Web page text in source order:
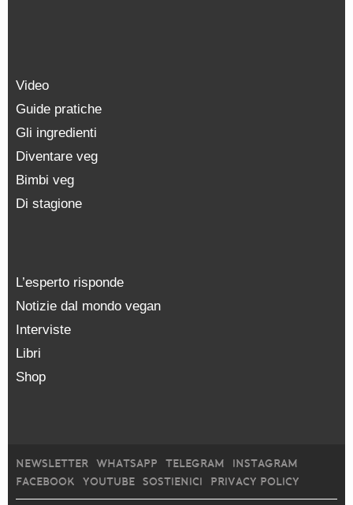
Video
Guide pratiche
Gli ingredienti
Diventare veg
Bimbi veg
Di stagione
L’esperto risponde
Notizie dal mondo vegan
Interviste
Libri
Shop
NEWSLETTER WHATSAPP TELEGRAM
INSTAGRAM
FACEBOOK
YOUTUBE SOSTIENICI PRIVACY POLICY